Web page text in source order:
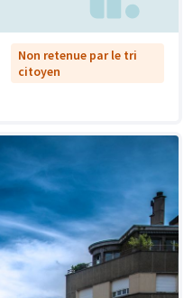
Non retenue par le tri
citoyen